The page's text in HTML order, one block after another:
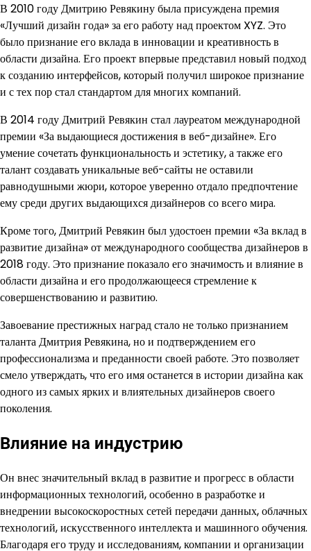
В 2010 году Дмитрию Ревякину была присуждена премия
«Лучший дизайн года» за его работу над проектом XYZ. Это
было признание его вклада в инновации и креативность в
области дизайна. Его проект впервые представил новый подход
к созданию интерфейсов, который получил широкое признание
и с тех пор стал стандартом для многих компаний.
В 2014 году Дмитрий Ревякин стал лауреатом международной
премии «За выдающиеся достижения в веб-дизайне». Его
умение сочетать функциональность и эстетику, а также его
талант создавать уникальные веб-сайты не оставили
равнодушными жюри, которое уверенно отдало предпочтение
ему среди других выдающихся дизайнеров со всего мира.
Кроме того, Дмитрий Ревякин был удостоен премии «За вклад в
развитие дизайна» от международного сообщества дизайнеров в
2018 году. Это признание показало его значимость и влияние в
области дизайна и его продолжающееся стремление к
совершенствованию и развитию.
Завоевание престижных наград стало не только признанием
таланта Дмитрия Ревякина, но и подтверждением его
профессионализма и преданности своей работе. Это позволяет
смело утверждать, что его имя останется в истории дизайна как
одного из самых ярких и влиятельных дизайнеров своего
поколения.
Влияние на индустрию
Он внес значительный вклад в развитие и прогресс в области
информационных технологий, особенно в разработке и
внедрении высокоскоростных сетей передачи данных, облачных
технологий, искусственного интеллекта и машинного обучения.
Благодаря его труду и исследованиям, компании и организации